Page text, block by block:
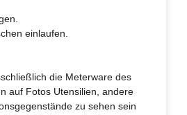
einlaufen.
die Meterware des
auf Fotos Utensilien, andere
zu sehen sein